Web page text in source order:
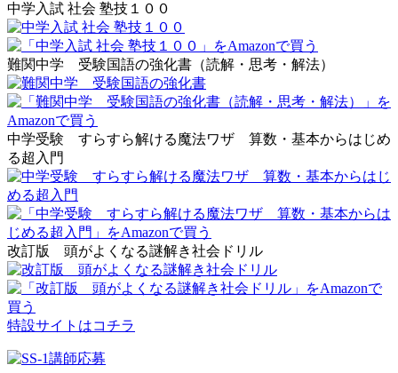
中学入試 社会 塾技１００
難関中学 受験国語の強化書（読解・思考・解法）
中学受験 すらすら解ける魔法ワザ 算数・基本からはじめ
る超入門
改訂版 頭がよくなる謎解き社会ドリル
特設サイトはコチラ